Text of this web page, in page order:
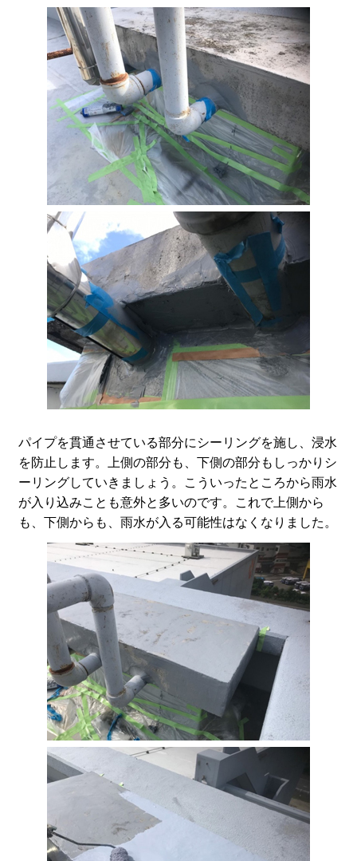
パイプを貫通させている部分にシーリングを施し、浸水
を防止します。上側の部分も、下側の部分もしっかりシ
ーリングしていきましょう。こういったところから雨水
が入り込みことも意外と多いのです。これで上側から
も、下側からも、雨水が入る可能性はなくなりました。